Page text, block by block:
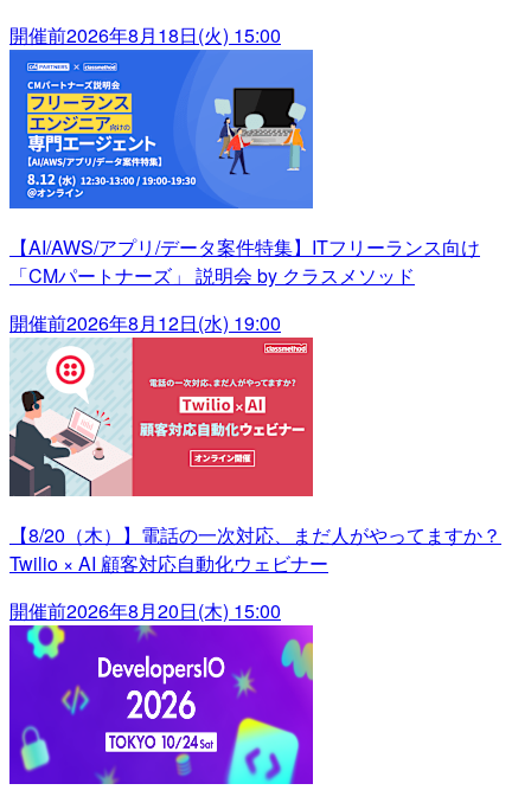
開催前2026年8月18日(火) 15:00
【AI/AWS/アプリ/データ案件特集】ITフリーランス向け
「CMパートナーズ」 説明会 by クラスメソッド
開催前2026年8月12日(水) 19:00
【8/20（木）】電話の一次対応、まだ人がやってますか？
Twilio × AI 顧客対応自動化ウェビナー
開催前2026年8月20日(木) 15:00